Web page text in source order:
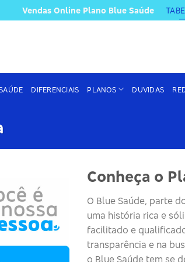
Vendas Online Plano Blue Saúde
DIFERENCIAIS PLANOS DUVIDAS
Conheça o
O Blue Saúde, parte
uma história rica e
facilitado e
transparência e na
o Blue Saúde tem se